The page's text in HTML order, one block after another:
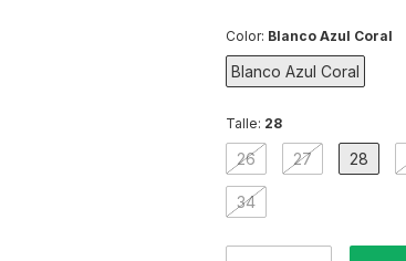
Color: Blanco Azul Coral
Blanco Azul Coral
Talle: 28
26 27 28
34